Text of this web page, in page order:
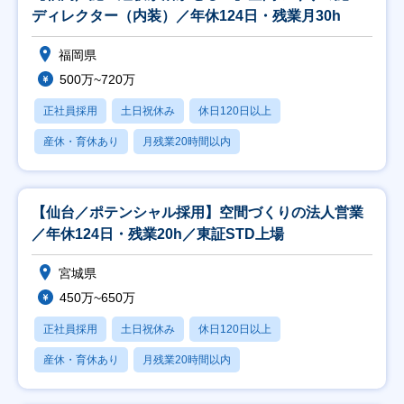
ディレクター（内装）／年休124日・残業月30h
福岡県
500万~720万
正社員採用 土日祝休み 休日120日以上
産休・育休あり 月残業20時間以内
【仙台／ポテンシャル採用】空間づくりの法人営業
／年休124日・残業20h／東証STD上場
宮城県
450万~650万
正社員採用 土日祝休み 休日120日以上
産休・育休あり 月残業20時間以内